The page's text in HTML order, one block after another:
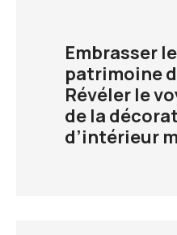
Embrasser
patrimoine
Révéler le
de la
d’intérieur